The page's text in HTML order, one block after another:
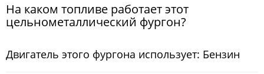
На каком топливе работает этот
цельнометаллический фургон?
Двигатель этого фургона использует: Бензин